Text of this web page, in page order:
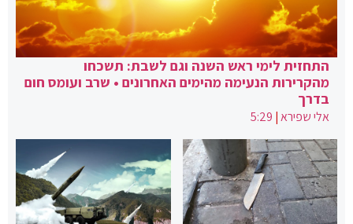
התחזית לימי ראש השנה וגם לשבת: תשכחו
מהקרירות הנעימה מהימים האחרונים • שרב ועומס חום
בדרך
אלי שפירא|
5:29